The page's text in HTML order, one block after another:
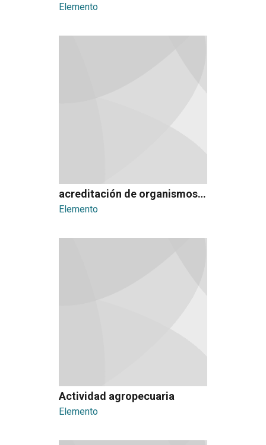
Elemento
acreditación de organismos evaluadores de conformidad
Elemento
Actividad agropecuaria
Elemento